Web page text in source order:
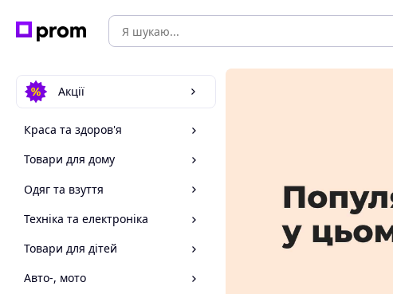
Акції
Краса та здоров'я
Товари для дому
Одяг та взуття
Техніка та електроніка
Товари для дітей
Авто-, мото